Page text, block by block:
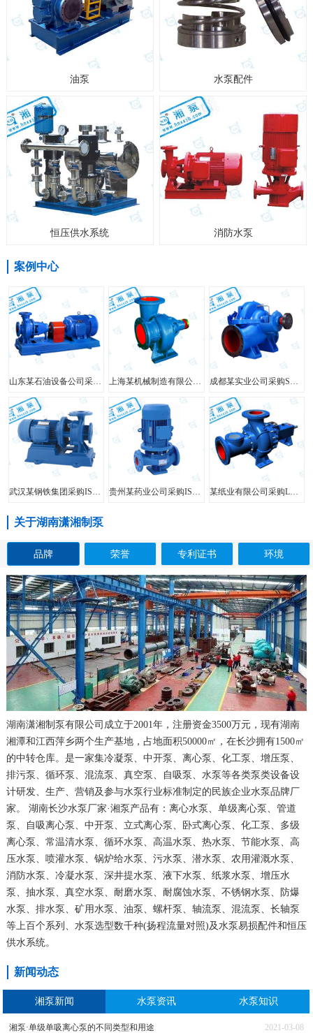
油泵 水泵配件
恒压供水系统 消防水泵
案例中心
山东某石油设备公司采购FIS型单级单吸离心泵
某纸业有限公司采购LXL型两相流无堵塞纸浆泵
关于湖南潇湘制泵
品牌 荣誉 专利证书 环境
湖南潇湘制泵有限公司成立于2001年，注册资金3500万元，现有湖南
湘潭和江西萍乡两个生产基地，占地面积50000㎡，在长沙拥有1500㎡
的中转仓库。是一家集冷凝泵、中开泵、离心泵、化工泵、增压泵、
排污泵、循环泵、混流泵、真空泵、自吸泵、水泵等各类泵类设备设
计研发、生产、营销及参与水泵行业标准制定的民族企业水泵品牌厂
家。 湖南长沙水泵厂家·湘泵产品有：离心水泵、单级离心泵、管道
泵、自吸离心泵、中开泵、立式离心泵、卧式离心泵、化工泵、多级
离心泵、常温清水泵、循环水泵、高温水泵、热水泵、节能水泵、高
压水泵、喷灌水泵、锅炉给水泵、污水泵、潜水泵、农用灌溉水泵、
消防水泵、冷凝水泵、深井提水泵、液下水泵、纸浆水泵、增压水
泵、抽水泵、真空水泵、耐磨水泵、耐腐蚀水泵、不锈钢水泵、防爆
水泵、排水泵、矿用水泵、油泵、螺杆泵、轴流泵、混流泵、长轴泵
等上百个系列、水泵选型数千种(扬程流量对照)及水泵易损配件和恒压
供水系统。
新闻动态
湘泵新闻 水泵资讯 水泵知识
湘泵·单级单吸离心泵的不同类型和用途 2021-03-08